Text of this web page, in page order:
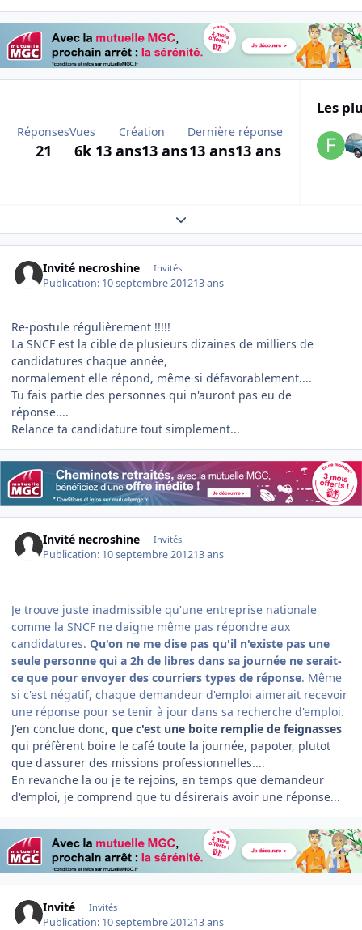
Réponses
21
Vues
6k
Création
13 ans13 ans
Dernière réponse
13 ans13 ans
Les
Expand topic overview
Invité necroshine Invités
Publication: 10 septembre 201213 ans
Re-postule régulièrement !!!!!
La SNCF est la cible de plusieurs dizaines de milliers de
candidatures chaque année,
normalement elle répond, même si défavorablement....
Tu fais partie des personnes qui n'auront pas eu de
réponse....
Relance ta candidature tout simplement...
Invité necroshine Invités
Publication: 10 septembre 201213 ans
Je trouve juste inadmissible qu'une entreprise nationale
comme la SNCF ne daigne même pas répondre aux
candidatures. Qu'on ne me dise pas qu'il n'existe pas une
seule personne qui a 2h de libres dans sa journée ne serait-
ce que pour envoyer des courriers types de réponse. Même
si c'est négatif, chaque demandeur d'emploi aimerait recevoir
une réponse pour se tenir à jour dans sa recherche d'emploi.
J'en conclue donc, que c'est une boite remplie de feignasses
qui préfèrent boire le café toute la journée, papoter, plutot
que d'assurer des missions professionnelles....
En revanche la ou je te rejoins, en temps que demandeur
d'emploi, je comprend que tu désirerais avoir une réponse...
Invité Invités
Publication: 10 septembre 201213 ans